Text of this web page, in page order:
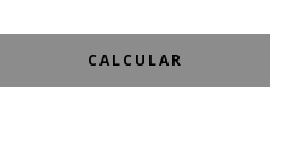
CALCULAR